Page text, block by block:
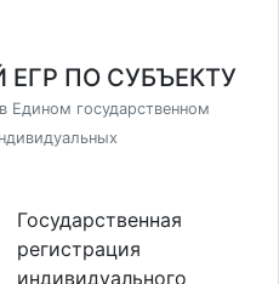
ПО СУБЪЕКТУ
Едином государственном
Государственная
регистрация
индивидуального